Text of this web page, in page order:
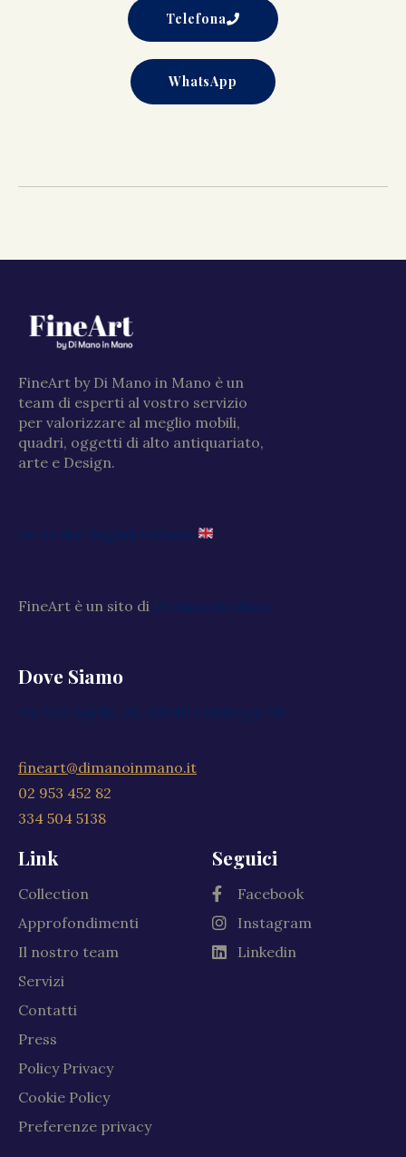
Telefona
WhatsApp
FineArt by Di Mano in Mano è un
team di esperti al vostro servizio
per valorizzare al meglio mobili,
quadri, oggetti di alto antiquariato,
arte e Design.
Go to the English website
FineArt è un sito di Di Mano in Mano
Dove Siamo
Via XXV Aprile, 59, 20040 Cambiago MI
fineart@dimanoinmano.it
02 953 452 82
334 504 5138
Link
Collection
Approfondimenti
Il nostro team
Servizi
Contatti
Press
Policy Privacy
Cookie Policy
Preferenze privacy
Seguici
Facebook
Instagram
Linkedin